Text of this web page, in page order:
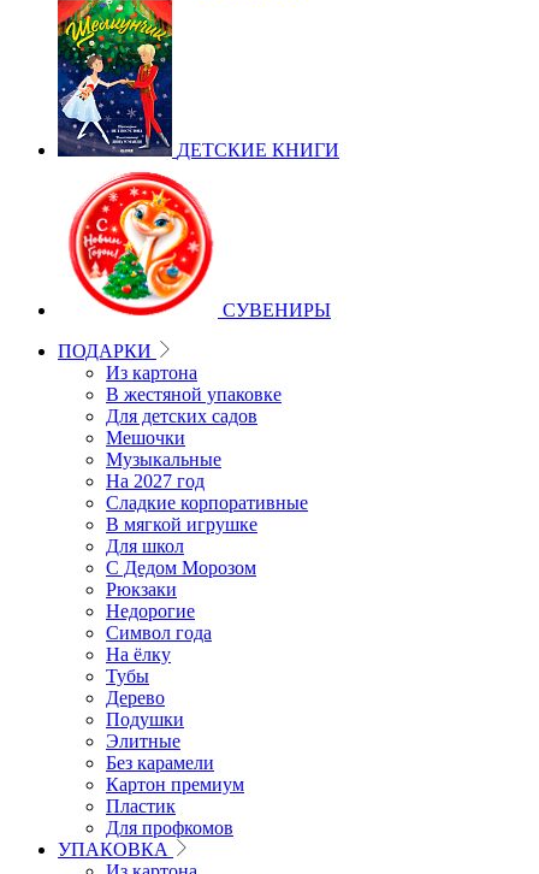
ДЕТСКИЕ КНИГИ
СУВЕНИРЫ
ПОДАРКИ
Из картона
В жестяной упаковке
Для детских садов
Мешочки
Музыкальные
На 2027 год
Сладкие корпоративные
В мягкой игрушке
Для школ
С Дедом Морозом
Рюкзаки
Недорогие
Символ года
На ёлку
Тубы
Дерево
Подушки
Элитные
Без карамели
Картон премиум
Пластик
Для профкомов
УПАКОВКА